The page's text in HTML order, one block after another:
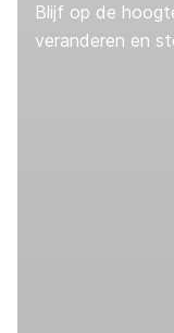
Blijf op de
veranderen en